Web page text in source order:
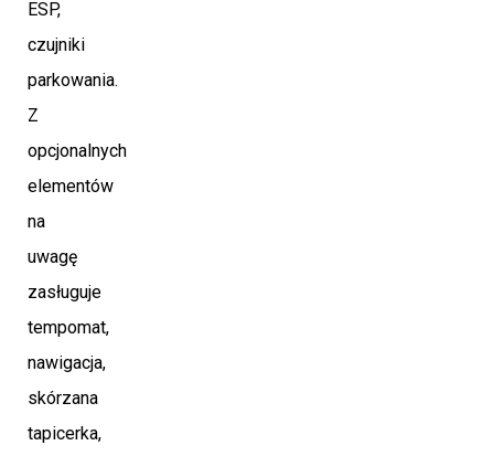
ESP,
czujniki
parkowania.
Z
opcjonalnych
elementów
na
uwagę
zasługuje
tempomat,
nawigacja,
skórzana
tapicerka,